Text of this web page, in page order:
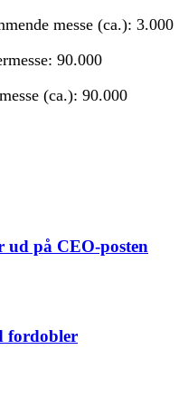
messe (ca.): 3.000
90.000
(ca.): 90.000
ud på CEO-posten
fordobler